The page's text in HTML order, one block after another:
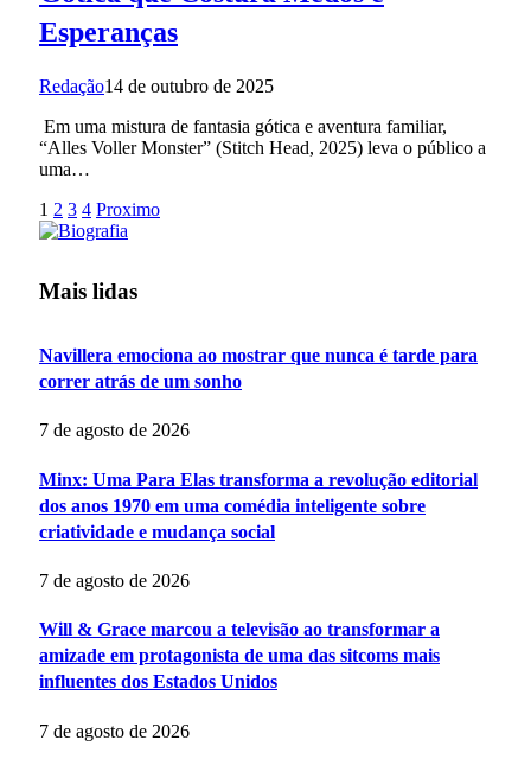
Esperanças
Redação14 de outubro de 2025
Em uma mistura de fantasia gótica e aventura familiar,
“Alles Voller Monster” (Stitch Head, 2025) leva o público a
uma…
1 2 3 4 Proximo
Mais lidas
Navillera emociona ao mostrar que nunca é tarde para
correr atrás de um sonho
7 de agosto de 2026
Minx: Uma Para Elas transforma a revolução editorial
dos anos 1970 em uma comédia inteligente sobre
criatividade e mudança social
7 de agosto de 2026
Will & Grace marcou a televisão ao transformar a
amizade em protagonista de uma das sitcoms mais
influentes dos Estados Unidos
7 de agosto de 2026